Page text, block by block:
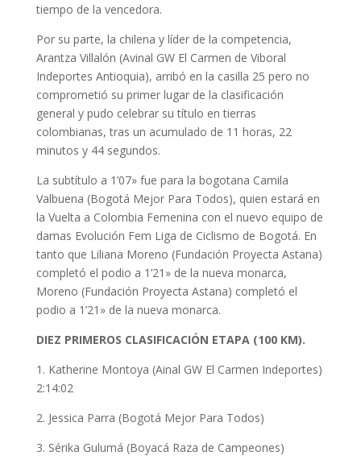
tiempo de la vencedora.
Por su parte, la chilena y líder de la competencia,
Arantza Villalón (Avinal GW El Carmen de Viboral
Indeportes Antioquia), arribó en la casilla 25 pero no
comprometió su primer lugar de la clasificación
general y pudo celebrar su título en tierras
colombianas, tras un acumulado de 11 horas, 22
minutos y 44 segundos.
La subtítulo a 1’07» fue para la bogotana Camila
Valbuena (Bogotá Mejor Para Todos), quien estará en
la Vuelta a Colombia Femenina con el nuevo equipo de
damas Evolución Fem Liga de Ciclismo de Bogotá. En
tanto que Liliana Moreno (Fundación Proyecta Astana)
completó el podio a 1’21» de la nueva monarca,
Moreno (Fundación Proyecta Astana) completó el
podio a 1’21» de la nueva monarca.
DIEZ PRIMEROS CLASIFICACIÓN ETAPA (100 KM).
1. Katherine Montoya (Ainal GW El Carmen Indeportes)
2:14:02
2. Jessica Parra (Bogotá Mejor Para Todos)
3. Sérika Gulumá (Boyacá Raza de Campeones)